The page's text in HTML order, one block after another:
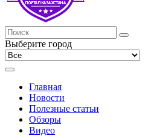
Выберите город
Главная
Новости
Полезные статьи
Обзоры
Видео